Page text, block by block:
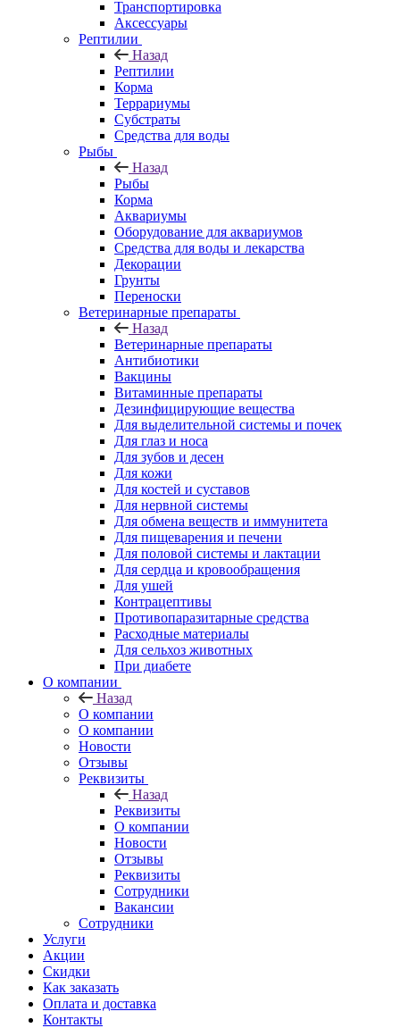
Транспортировка
Аксессуары
Рептилии
Назад
Рептилии
Корма
Террариумы
Субстраты
Средства для воды
Рыбы
Назад
Рыбы
Корма
Аквариумы
Оборудование для аквариумов
Средства для воды и лекарства
Декорации
Грунты
Переноски
Ветеринарные препараты
Назад
Ветеринарные препараты
Антибиотики
Вакцины
Витаминные препараты
Дезинфицирующие вещества
Для выделительной системы и почек
Для глаз и носа
Для зубов и десен
Для кожи
Для костей и суставов
Для нервной системы
Для обмена веществ и иммунитета
Для пищеварения и печени
Для половой системы и лактации
Для сердца и кровообращения
Для ушей
Контрацептивы
Противопаразитарные средства
Расходные материалы
Для сельхоз животных
При диабете
О компании
Назад
О компании
О компании
Новости
Отзывы
Реквизиты
Назад
Реквизиты
О компании
Новости
Отзывы
Реквизиты
Сотрудники
Вакансии
Сотрудники
Услуги
Акции
Скидки
Как заказать
Оплата и доставка
Контакты